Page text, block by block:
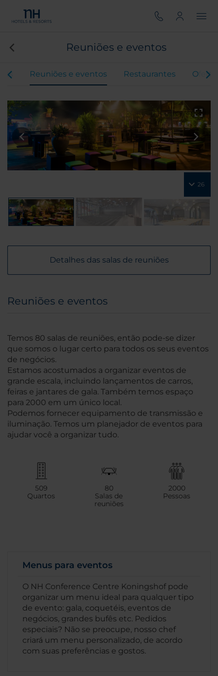
Reuniões e eventos
Reuniões e eventos Restaurantes
26
Detalhes das salas de reuniões
Reuniões e eventos
Temos 80 salas de reuniões, então pode-se dizer
que somos o lugar certo para todos os seus eventos
de negócios.
Estamos acostumados a organizar eventos de
grande escala, incluindo lançamentos de carros,
feiras e jantares de gala. Também temos espaço
para 2000 em um único local.
Podemos fornecer equipamento de transmissão e
iluminação. Temos um planejador de eventos para
ajudar você a organizar tudo.
509
Quartos
80
Salas de
reuniões
2000
Pessoas
Menus para eventos
O NH Conference Centre Koningshof pode
organizar um menu ideal para qualquer tipo
de evento: gala, coquetéis, eventos de
negócios, grandes bufês etc. Pedidos
especiais? Não se preocupe, nosso chef
criará um menu personalizado, de acordo
com suas preferências e gostos.